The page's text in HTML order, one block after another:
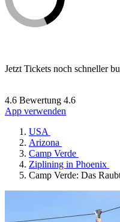
Jetzt Tickets noch schneller
4.6 Bewertung 4.6
App verwenden
USA
Arizona
Camp Verde
Ziplining in Phoenix
Camp Verde: Das